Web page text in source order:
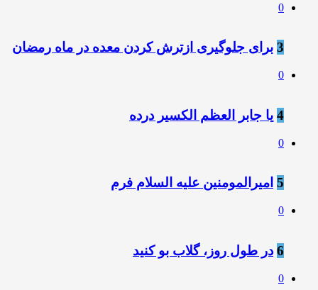
0
3 برای جلوگیری ازترش کردن معده در ماه رمضان
0
4 یا جابر العظم الکسیر درده
0
5 امیرالمومنین علیه السلام فرم
0
6 در طول روز، گلاب بو کنید
0